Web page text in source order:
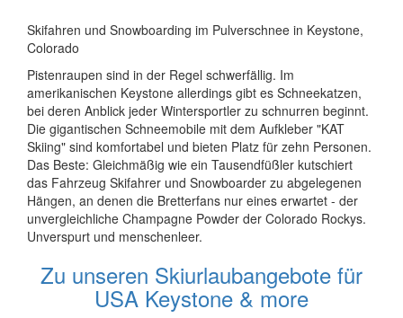
Skifahren und Snowboarding im Pulverschnee in Keystone,
Colorado
Pistenraupen sind in der Regel schwerfällig. Im
amerikanischen Keystone allerdings gibt es Schneekatzen,
bei deren Anblick jeder Wintersportler zu schnurren beginnt.
Die gigantischen Schneemobile mit dem Aufkleber "KAT
Skiing" sind komfortabel und bieten Platz für zehn Personen.
Das Beste: Gleichmäßig wie ein Tausendfüßler kutschiert
das Fahrzeug Skifahrer und Snowboarder zu abgelegenen
Hängen, an denen die Bretterfans nur eines erwartet - der
unvergleichliche Champagne Powder der Colorado Rockys.
Unverspurt und menschenleer.
Zu unseren Skiurlaubangebote für
USA Keystone & more